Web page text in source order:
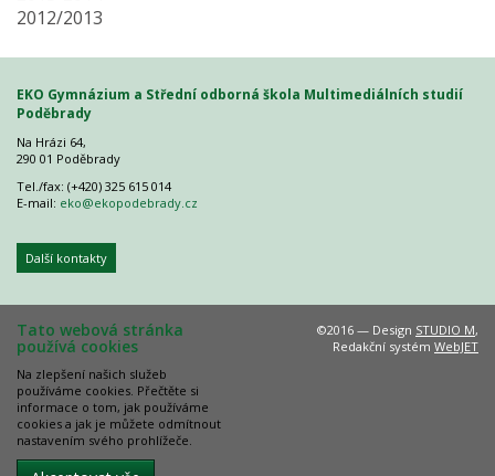
2012/2013
EKO Gymnázium a Střední odborná škola Multimediálních studií
Poděbrady
Na Hrázi 64,
290 01 Poděbrady
Tel./fax: (+420) 325 615 014
E-mail: eko@ekopodebrady.cz
Další kontakty
Tato webová stránka
používá cookies
Na zlepšení našich služeb
používáme cookies. Přečtěte si
informace o tom, jak používáme
cookies a jak je můžete odmítnout
nastavením svého prohlížeče.
©2016 — Design STUDIO M,
Redakční systém WebJET